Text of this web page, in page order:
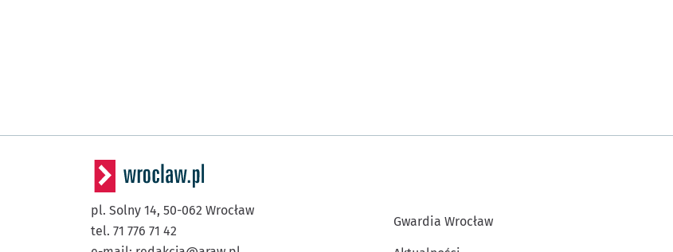
pl. Solny 14, 50-062 Wrocław
tel. 71 776 71 42
Gwardia Wrocław